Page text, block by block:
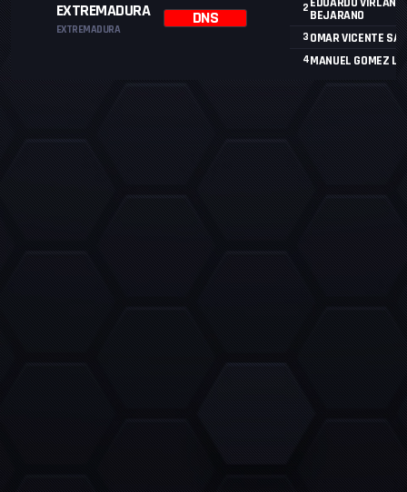
EXTREMADURA
EXTREMADURA
DNS 2 BEJARANO
3 OMAR VICENTE
4MANUEL GOMEZ